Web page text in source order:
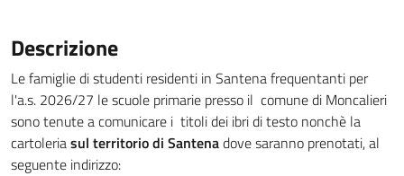
Descrizione
Le famiglie di studenti residenti in Santena frequentanti per
l'a.s. 2026/27 le scuole primarie presso il comune di Moncalieri
sono tenute a comunicare i titoli dei ibri di testo nonchè la
cartoleriasul territorio di Santenadove saranno prenotati, al
seguente indirizzo: